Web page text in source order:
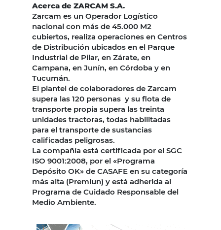
Acerca de ZARCAM S.A.
Zarcam es un Operador Logístico
nacional con más de 45.000 M2
cubiertos, realiza operaciones en Centros
de Distribución ubicados en el Parque
Industrial de Pilar, en Zárate, en
Campana, en Junín, en Córdoba y en
Tucumán.
El plantel de colaboradores de Zarcam
supera las 120 personas y su flota de
transporte propia supera las treinta
unidades tractoras, todas habilitadas
para el transporte de sustancias
calificadas peligrosas.
La compañía está certificada por el SGC
ISO 9001:2008, por el «Programa
Depósito OK» de CASAFE en su categoría
más alta (Premiun) y está adherida al
Programa de Cuidado Responsable del
Medio Ambiente.